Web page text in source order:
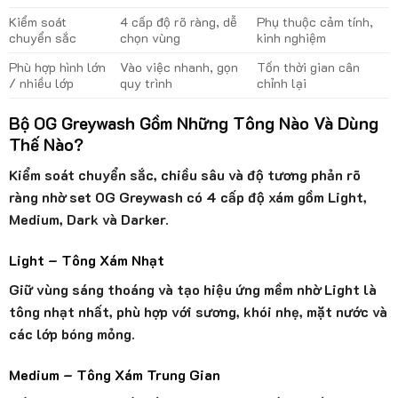
Kiểm soát
chuyển sắc
4 cấp độ rõ ràng, dễ
chọn vùng
Phụ thuộc cảm tính,
kinh nghiệm
Phù hợp hình lớn
/ nhiều lớp
Vào việc nhanh, gọn
quy trình
Tốn thời gian cân
chỉnh lại
Bộ OG Greywash Gồm Những Tông Nào Và Dùng
Thế Nào?
Kiểm soát chuyển sắc, chiều sâu và độ tương phản rõ
ràng nhờ set OG Greywash có 4 cấp độ xám gồm Light,
Medium, Dark và Darker.
Light – Tông Xám Nhạt
Giữ vùng sáng thoáng và tạo hiệu ứng mềm nhờ Light là
tông nhạt nhất, phù hợp với sương, khói nhẹ, mặt nước và
các lớp bóng mỏng.
Medium – Tông Xám Trung Gian